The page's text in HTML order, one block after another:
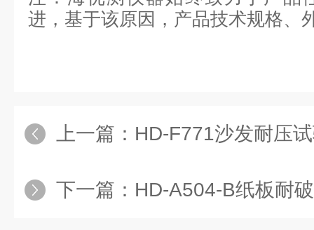
进，基于该原因，产品技术规格、
上一篇： HD-F771沙发耐压
下一篇： HD-A504-B纸板耐